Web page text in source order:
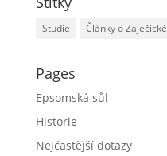
Studie Články o Zaječické
Pages
Epsomská sůl
Historie
Nejčastější dotazy